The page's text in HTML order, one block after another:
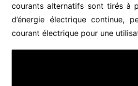
courants alternatifs sont tirés à
d’énergie électrique continue,
courant électrique pour une